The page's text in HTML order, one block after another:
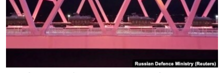
A PÉNZ NYOMÁBAN
EURÓPAI UNIÓ